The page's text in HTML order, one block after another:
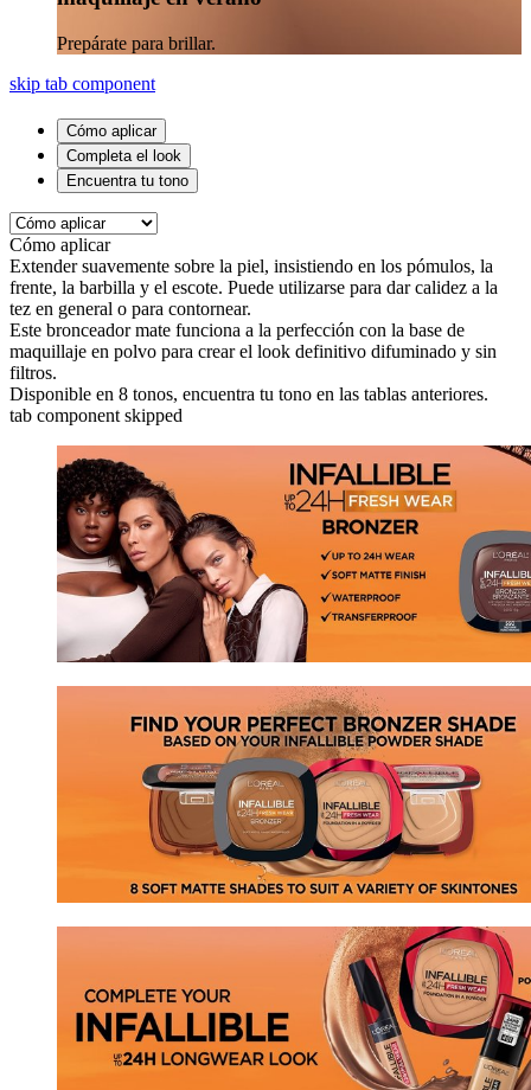
Prepárate para brillar.
skip tab component
Cómo aplicar
Completa el look
Encuentra tu tono
Cómo aplicar
Extender suavemente sobre la piel, insistiendo en los pómulos, la
frente, la barbilla y el escote. Puede utilizarse para dar calidez a la
tez en general o para contornear.
Este bronceador mate funciona a la perfección con la base de
maquillaje en polvo para crear el look definitivo difuminado y sin
filtros.
Disponible en 8 tonos, encuentra tu tono en las tablas anteriores.
tab component skipped